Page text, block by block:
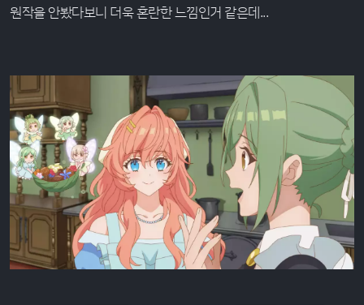
원작을 안봤다보니 더욱 혼란한 느낌인거 같은데...